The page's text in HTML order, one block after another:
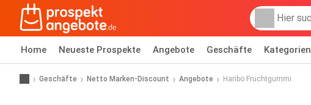
Home Neueste Prospekte Angebote Geschäfte Kategorien
Geschäfte Netto Marken-Discount Angebote Haribo Fruchtgummi